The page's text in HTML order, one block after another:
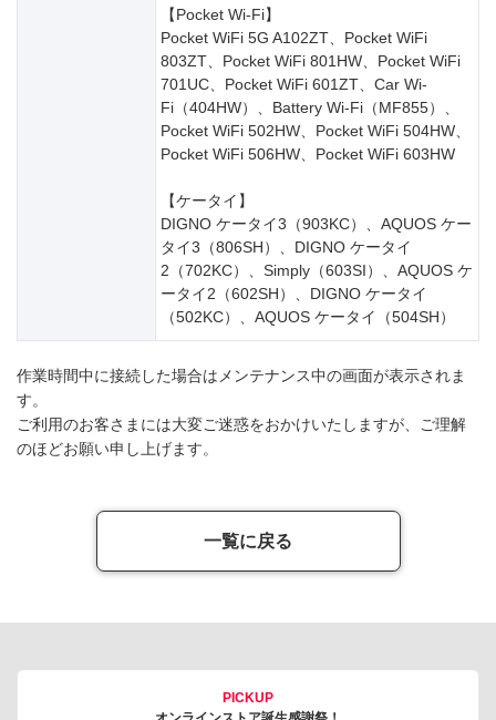
【Pocket Wi-Fi】
Pocket WiFi 5G A102ZT、Pocket WiFi
803ZT、Pocket WiFi 801HW、Pocket WiFi
701UC、Pocket WiFi 601ZT、Car Wi-
Fi（404HW）、Battery Wi-Fi（MF855）、
Pocket WiFi 502HW、Pocket WiFi 504HW、
Pocket WiFi 506HW、Pocket WiFi 603HW
【ケータイ】
DIGNO ケータイ3（903KC）、AQUOS ケー
タイ3（806SH）、DIGNO ケータイ
2（702KC）、Simply（603SI）、AQUOS ケ
ータイ2（602SH）、DIGNO ケータイ
（502KC）、AQUOS ケータイ（504SH）
作業時間中に接続した場合はメンテナンス中の画面が表示されま
す。
ご利用のお客さまには大変ご迷惑をおかけいたしますが、ご理解
のほどお願い申し上げます。
一覧に戻る
PICKUP